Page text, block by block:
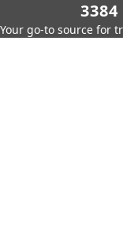
3384
Your go-to source for